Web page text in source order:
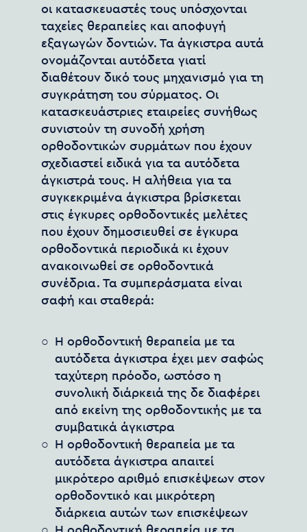
οι κατασκευαστές τους υπόσχονται
ταχείες θεραπείες και αποφυγή
εξαγωγών δοντιών. Τα άγκιστρα αυτά
ονομάζονται αυτόδετα γιατί
διαθέτουν δικό τους μηχανισμό για τη
συγκράτηση του σύρματος. Οι
κατασκευάστριες εταιρείες συνήθως
συνιστούν τη συνοδή χρήση
ορθοδοντικών συρμάτων που έχουν
σχεδιαστεί ειδικά για τα αυτόδετα
άγκιστρά τους. Η αλήθεια για τα
συγκεκριμένα άγκιστρα βρίσκεται
στις έγκυρες ορθοδοντικές μελέτες
που έχουν δημοσιευθεί σε έγκυρα
ορθοδοντικά περιοδικά κι έχουν
ανακοινωθεί σε ορθοδοντικά
συνέδρια. Τα συμπεράσματα είναι
σαφή και σταθερά:
Η ορθοδοντική θεραπεία με τα
αυτόδετα άγκιστρα έχει μεν σαφώς
ταχύτερη πρόοδο, ωστόσο η
συνολική διάρκειά της δε διαφέρει
από εκείνη της ορθοδοντικής με τα
συμβατικά άγκιστρα
Η ορθοδοντική θεραπεία με τα
αυτόδετα άγκιστρα απαιτεί
μικρότερο αριθμό επισκέψεων στον
ορθοδοντικό και μικρότερη
διάρκεια αυτών των επισκέψεων